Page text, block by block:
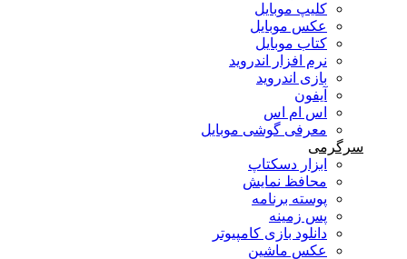
کلیپ موبایل
عکس موبایل
کتاب موبایل
نرم افزار اندروید
بازی اندروید
آیفون
اس ام اس
معرفی گوشی موبایل
سرگرمی
ابزار دسکتاپ
محافظ نمایش
پوسته برنامه
پس زمینه
دانلود بازی کامپیوتر
عکس ماشین